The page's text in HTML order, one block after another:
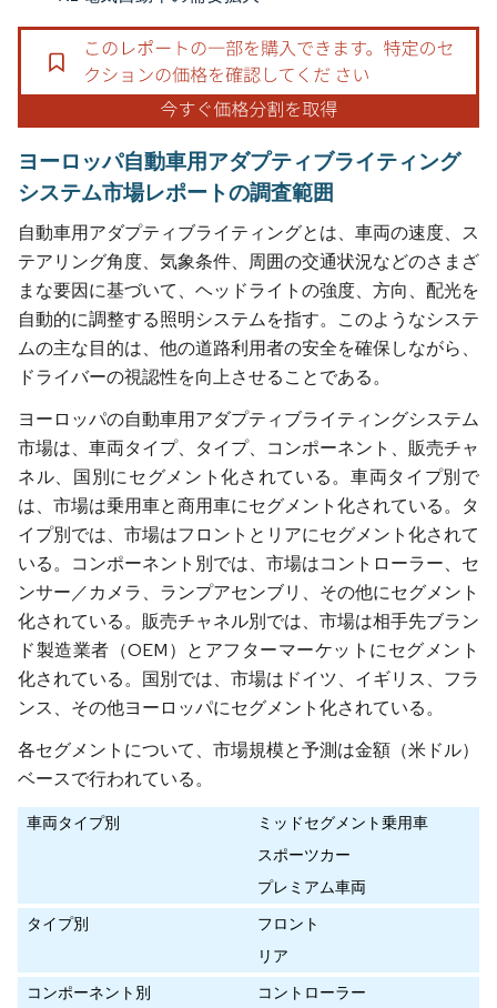
ヨーロッパ自動車用アダプティブライティング
システム市場レポートの調査範囲
自動車用アダプティブライティングとは、車両の速度、ス
テアリング角度、気象条件、周囲の交通状況などのさまざ
まな要因に基づいて、ヘッドライトの強度、方向、配光を
自動的に調整する照明システムを指す。このようなシステ
ムの主な目的は、他の道路利用者の安全を確保しながら、
ドライバーの視認性を向上させることである。
ヨーロッパの自動車用アダプティブライティングシステム
市場は、車両タイプ、タイプ、コンポーネント、販売チャ
ネル、国別にセグメント化されている。車両タイプ別で
は、市場は乗用車と商用車にセグメント化されている。タ
イプ別では、市場はフロントとリアにセグメント化されて
いる。コンポーネント別では、市場はコントローラー、セ
ンサー／カメラ、ランプアセンブリ、その他にセグメント
化されている。販売チャネル別では、市場は相手先ブラン
ド製造業者（OEM）とアフターマーケットにセグメント
化されている。国別では、市場はドイツ、イギリス、フラ
ンス、その他ヨーロッパにセグメント化されている。
各セグメントについて、市場規模と予測は金額（米ドル）
ベースで行われている。
車両タイプ別
ミッドセグメント乗用車
スポーツカー
プレミアム車両
タイプ別
フロント
リア
コンポーネント別
コントローラー